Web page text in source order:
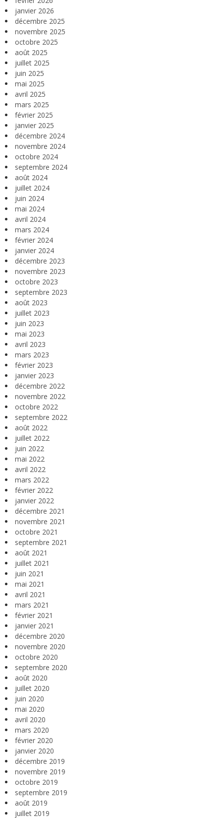
janvier 2026
décembre 2025
novembre 2025
octobre 2025
août 2025
juillet 2025
juin 2025
mai 2025
avril 2025
mars 2025
février 2025
janvier 2025
décembre 2024
novembre 2024
octobre 2024
septembre 2024
août 2024
juillet 2024
juin 2024
mai 2024
avril 2024
mars 2024
février 2024
janvier 2024
décembre 2023
novembre 2023
octobre 2023
septembre 2023
août 2023
juillet 2023
juin 2023
mai 2023
avril 2023
mars 2023
février 2023
janvier 2023
décembre 2022
novembre 2022
octobre 2022
septembre 2022
août 2022
juillet 2022
juin 2022
mai 2022
avril 2022
mars 2022
février 2022
janvier 2022
décembre 2021
novembre 2021
octobre 2021
septembre 2021
août 2021
juillet 2021
juin 2021
mai 2021
avril 2021
mars 2021
février 2021
janvier 2021
décembre 2020
novembre 2020
octobre 2020
septembre 2020
août 2020
juillet 2020
juin 2020
mai 2020
avril 2020
mars 2020
février 2020
janvier 2020
décembre 2019
novembre 2019
octobre 2019
septembre 2019
août 2019
juillet 2019